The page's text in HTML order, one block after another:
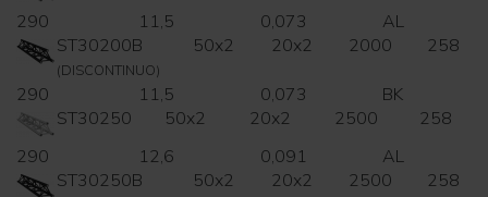
290
11,5 0,073
AL
ST30200B
(DISCONTINUO)
50x2 20x2 2000 258
290 11,5 0,073
BK
ST30250
50x2 20x2 2500
258
290
12,6 0,091
AL
ST30250B
50x2 20x2 2500 258